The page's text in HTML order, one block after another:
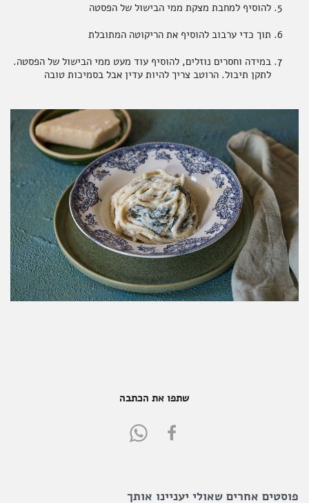
להוסיף למחבת מצקת ממי הבישול של הפסטה
תוך כדי ערבוב להוסיף את הריקוטה המתובלת
במידה וחסרים נוזלים, להוסיף עוד מעט ממי הבישול של הפסטה.
לתקן תיבול. הרוטב צריך להיות עדין אבל בסמיכות טובה
שתפו את הכתבה
Share
Share
in
פוסטים אחרים שאולי יעניינו אותך